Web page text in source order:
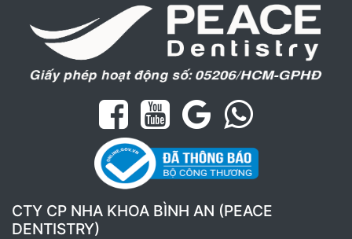
CTY CP NHA KHOA BÌNH AN (PEACE
DENTISTRY)